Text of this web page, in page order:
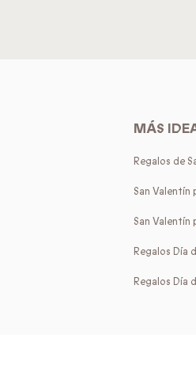
MÁS
Regalos de
San Valentín
San Valentín
Regalos Día
Regalos Día